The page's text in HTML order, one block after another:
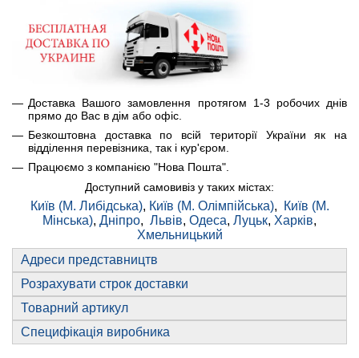
Доставка Вашого замовлення протягом 1-3 робочих днів
прямо до Вас в дім або офіс.
Безкоштовна доставка по всій території України як на
відділення перевізника, так і кур'єром.
Працюємо з компанією "Нова Пошта".
Доступний самовивіз у таких містах:
Київ (М. Либідська), Київ (М. Олімпійська),
Київ (М.
Мінська), Дніпро, Львів, Одеса, Луцьк, Харків,
Хмельницький
Адреси представництв
Розрахувати строк доставки
Товарний артикул
Специфікація виробника